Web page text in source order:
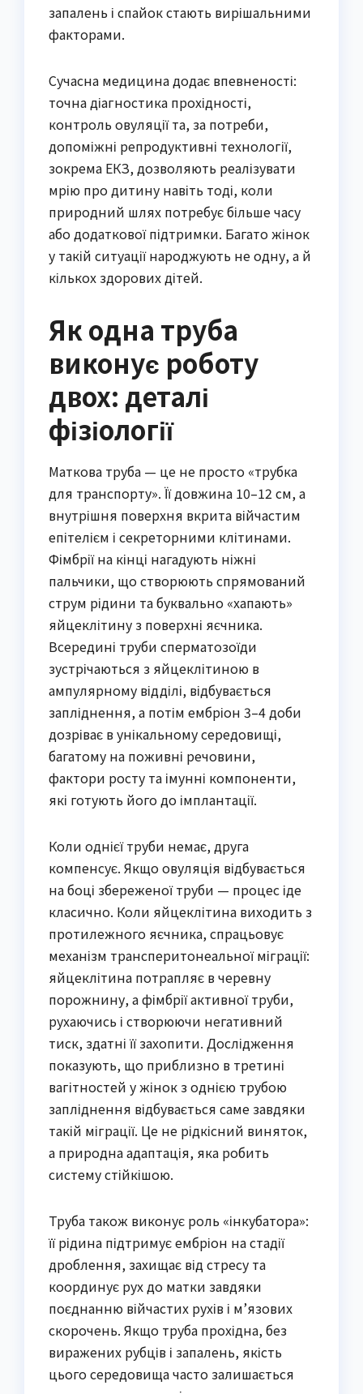
запалень і спайок стають вирішальними
факторами.
Сучасна медицина додає впевненості:
точна діагностика прохідності,
контроль овуляції та, за потреби,
допоміжні репродуктивні технології,
зокрема ЕКЗ, дозволяють реалізувати
мрію про дитину навіть тоді, коли
природний шлях потребує більше часу
або додаткової підтримки. Багато жінок
у такій ситуації народжують не одну, а й
кількох здорових дітей.
Як одна труба
виконує роботу
двох: деталі
фізіології
Маткова труба — це не просто «трубка
для транспорту». Її довжина 10–12 см, а
внутрішня поверхня вкрита війчастим
епітелієм і секреторними клітинами.
Фімбрії на кінці нагадують ніжні
пальчики, що створюють спрямований
струм рідини та буквально «хапають»
яйцеклітину з поверхні яєчника.
Всередині труби сперматозоїди
зустрічаються з яйцеклітиною в
ампулярному відділі, відбувається
запліднення, а потім ембріон 3–4 доби
дозріває в унікальному середовищі,
багатому на поживні речовини,
фактори росту та імунні компоненти,
які готують його до імплантації.
Коли однієї труби немає, друга
компенсує. Якщо овуляція відбувається
на боці збереженої труби — процес іде
класично. Коли яйцеклітина виходить з
протилежного яєчника, спрацьовує
механізм транcперитонеальної міграції:
яйцеклітина потрапляє в черевну
порожнину, а фімбрії активної труби,
рухаючись і створюючи негативний
тиск, здатні її захопити. Дослідження
показують, що приблизно в третині
вагітностей у жінок з однією трубою
запліднення відбувається саме завдяки
такій міграції. Це не рідкісний виняток,
а природна адаптація, яка робить
систему стійкішою.
Труба також виконує роль «інкубатора»:
її рідина підтримує ембріон на стадії
дроблення, захищає від стресу та
координує рух до матки завдяки
поєднанню війчастих рухів і м’язових
скорочень. Якщо труба прохідна, без
виражених рубців і запалень, якість
цього середовища часто залишається